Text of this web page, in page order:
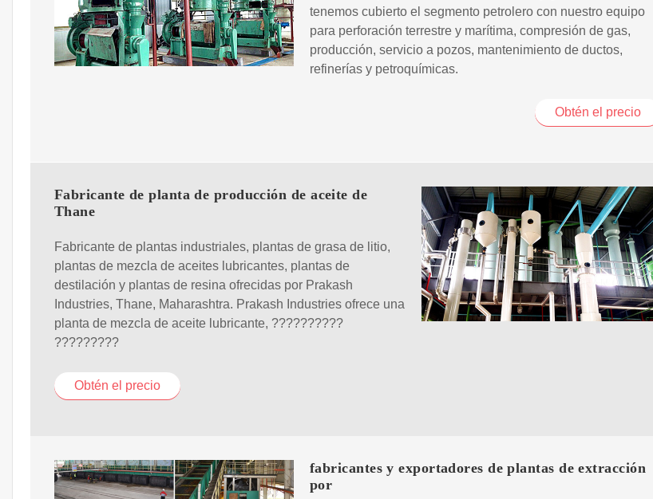
tenemos cubierto el segmento petrolero con nuestro equipo
para perforación terrestre y marítima, compresión de gas,
producción, servicio a pozos, mantenimiento de ductos,
refinerías y petroquímicas.
Obtén el precio
Fabricante de planta de producción de aceite de
Thane
Fabricante de plantas industriales, plantas de grasa de litio,
plantas de mezcla de aceites lubricantes, plantas de
destilación y plantas de resina ofrecidas por Prakash
Industries, Thane, Maharashtra. Prakash Industries ofrece una
planta de mezcla de aceite lubricante, ??????????
?????????
Obtén el precio
fabricantes y exportadores de plantas de extracción
por